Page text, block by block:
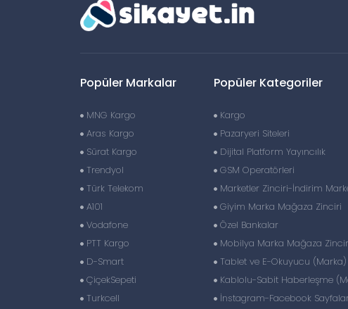
Popüler Markalar
MNG Kargo
Aras Kargo
Sürat Kargo
Trendyol
Türk Telekom
A101
Vodafone
PTT Kargo
D-Smart
ÇiçekSepeti
Turkcell
Popüler Kategoriler
Kargo
Pazaryeri Siteleri
Dijital Platform Yayıncılık
GSM Operatörleri
Marketler Zinciri-İndirim
Giyim Marka Mağaza Zinciri
Özel Bankalar
Mobilya Marka Mağaza
Tablet ve E-Okuyucu (Marka)
Kablolu-Sabit Haberleşme
İnstagram-Facebook